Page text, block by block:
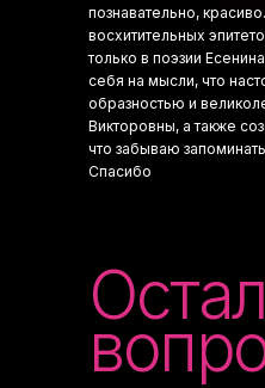
познавательно,
восхитительных
только в поэзии
себя на мысли, что
образностью и
Викторовны, а также
что забываю
Спасибо